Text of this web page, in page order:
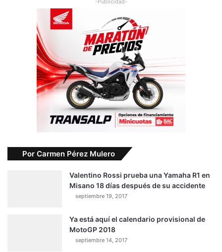
-Publicidad-
Por Carmen Pérez Mulero
Valentino Rossi prueba una Yamaha R1 en
Misano 18 días después de su accidente
septiembre 19, 2017
Ya está aquí el calendario provisional de
MotoGP 2018
septiembre 14, 2017